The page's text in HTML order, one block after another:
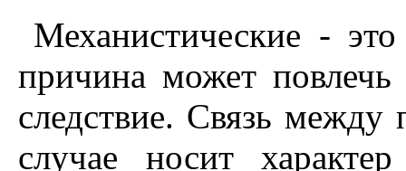
Механистические -
причина может
следствие. Связь
случае носит